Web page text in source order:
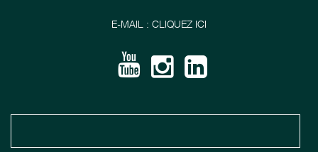
E-MAIL : CLIQUEZ ICI